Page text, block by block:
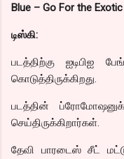
Blue – Go For the
டிஸ்கி:
படத்திற்கு ஐடிபிஐ
கொடுத்திருக்கிறது.
படத்தின்
செய்திருக்கிறார்கள்.
தேவி பாரடைஸ் சீட்